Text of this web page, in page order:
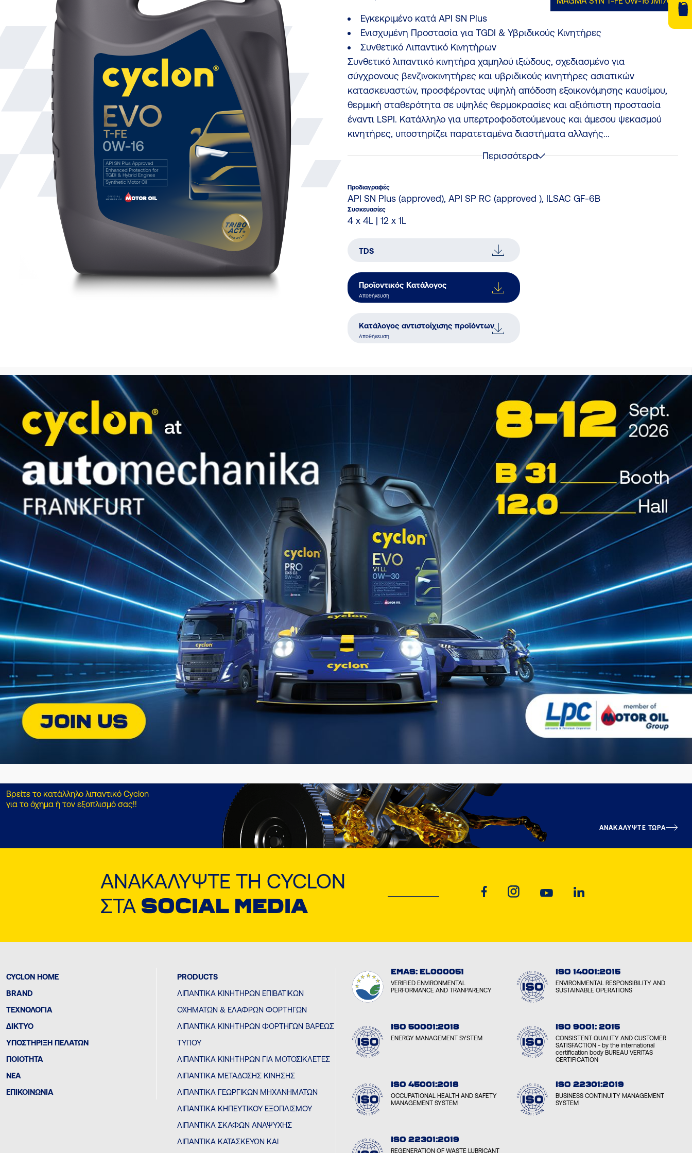
Εγκεκριμένο κατά API SN Plus
Ενισχυμένη Προστασία για TGDI & Υβριδικούς Κινητήρες
Συνθετικό Λιπαντικό Κινητήρων
Συνθετικό λιπαντικό κινητήρα χαμηλού ιξώδους, σχεδιασμένο για
σύγχρονους βενζινοκινητήρες και υβριδικούς κινητήρες ασιατικών
κατασκευαστών, προσφέροντας υψηλή απόδοση εξοικονόμησης καυσίμου,
θερμική σταθερότητα σε υψηλές θερμοκρασίες και αξιόπιστη προστασία
έναντι LSPI. Κατάλληλο για υπερτροφοδοτούμενους και άμεσου ψεκασμού
κινητήρες, υποστηρίζει παρατεταμένα διαστήματα αλλαγής...
Περισσότερα
Προδιαγραφές
API SN Plus (approved), API SP RC (approved ), ILSAC GF-6B
Συσκευασίες
4 x 4L | 12 x 1L
TDS
Προϊοντικός Κατάλογος
Αποθήκευση
Κατάλογος αντιστοίχισης προϊόντων
Αποθήκευση
ΠΑΡΌΜΟΙΑ ΠΡΟΪΌΝΤΑ
CYCLON EVO
V-FE
0W-20
Συνθετικό λιπαντικό κινητήρα χαμηλού
ιξώδους τύπου mid‑SAPS, σχεδιασμένο
για τους πιο πρόσφατους
βενζινοκινητήρες VW (άμεσου...
CYCLON EVO
M-FE
0W-20
Συνθετικό λιπαντικό κινητήρα χαμηλού
ιξώδους, το οποίο προσφέρει
εξαιρετική οικονομία καυσίμου και
μακροχρόνια προστασία για...
CYCLON EVO
J-FE
0W-8
Συνθετικό λιπαντικό πολύ χαμηλού
ιξώδους, συμβατό με την προδιαγραφή
JASO GLV‑1, το οποίο προσφέρει
οικονομία...
Βρείτε το κατάλληλο λιπαντικό Cyclon
για το όχημα ή τον εξοπλισμό σας!!
ΑΝΑΚΑΛΥΨΤΕ ΤΩΡΑ
ΑΝΑΚΑΛΎΨΤΕ ΤΗ CYCLON
ΣΤΑ SOCIAL MEDIA
CYCLON HOME
BRAND
ΤΕΧΝΟΛΟΓΊΑ
ΔΙΚΤΥΟ
ΥΠΟΣΤΗΡΙΞΗ ΠΕΛΑΤΩΝ
ΠΟΙΟΤΗΤΑ
ΝΕΑ
ΕΠΙΚΟΙΝΩΝΙΑ
PRODUCTS
ΛΙΠΑΝΤΙΚΆ ΚΙΝΗΤΉΡΩΝ ΕΠΙΒΑΤΙΚΏΝ
ΟΧΗΜΆΤΩΝ & ΕΛΑΦΡΏΝ ΦΟΡΤΗΓΏΝ
ΛΙΠΑΝΤΙΚΆ ΚΙΝΗΤΉΡΩΝ ΦΟΡΤΗΓΏΝ ΒΑΡΈΩΣ
ΤΎΠΟΥ
ΛΙΠΑΝΤΙΚΆ ΚΙΝΗΤΉΡΩΝ ΓΙΑ ΜΟΤΟΣΙΚΛΈΤΕΣ
ΛΙΠΑΝΤΙΚΆ ΜΕΤΆΔΟΣΗΣ ΚΊΝΗΣΗΣ
ΛΙΠΑΝΤΙΚΆ ΓΕΩΡΓΙΚΏΝ ΜΗΧΑΝΗΜΆΤΩΝ
ΛΙΠΑΝΤΙΚΆ ΚΗΠΕΥΤΙΚΟΎ ΕΞΟΠΛΙΣΜΟΎ
ΛΙΠΑΝΤΙΚΆ ΣΚΑΦΏΝ ΑΝΑΨΥΧΉΣ
ΛΙΠΑΝΤΙΚΆ ΚΑΤΑΣΚΕΥΏΝ ΚΑΙ
EMAS: EL000051
VERIFIED ENVIRONMENTAL
PERFORMANCE AND TRANPARENCY
ISO 14001:2015
ENVIRONMENTAL RESPONSIBILITY AND
SUSTAINABLE OPERATIONS
ISO 50001:2018
ENERGY MANAGEMENT SYSTEM
ISO 9001: 2015
CONSISTENT QUALITY AND CUSTOMER
SATISFACTION - by the international
certification body BUREAU VERITAS
CERTIFICATION
ISO 45001:2018
OCCUPATIONAL HEALTH AND SAFETY
MANAGEMENT SYSTEM
ISO 22301:2019
BUSINESS CONTINUITY MANAGEMENT
SYSTEM
ISO 22301:2019
REGENERATION OF WASTE LUBRICANT